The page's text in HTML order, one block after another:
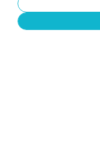
Besoin d'aide ?
FAQ